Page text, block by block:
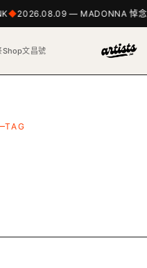
2026.08.09 — MADONNA 悼念
Shop文昌號
TAG